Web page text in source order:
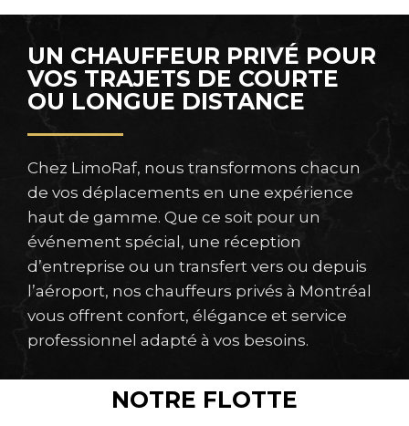
UN CHAUFFEUR PRIVÉ POUR
VOS TRAJETS DE COURTE
OU LONGUE DISTANCE
Chez LimoRaf, nous transformons chacun
de vos déplacements en une expérience
haut de gamme. Que ce soit pour un
événement spécial, une réception
d’entreprise ou un transfert vers ou depuis
l’aéroport, nos chauffeurs privés à Montréal
vous offrent confort, élégance et service
professionnel adapté à vos besoins.
NOTRE FLOTTE